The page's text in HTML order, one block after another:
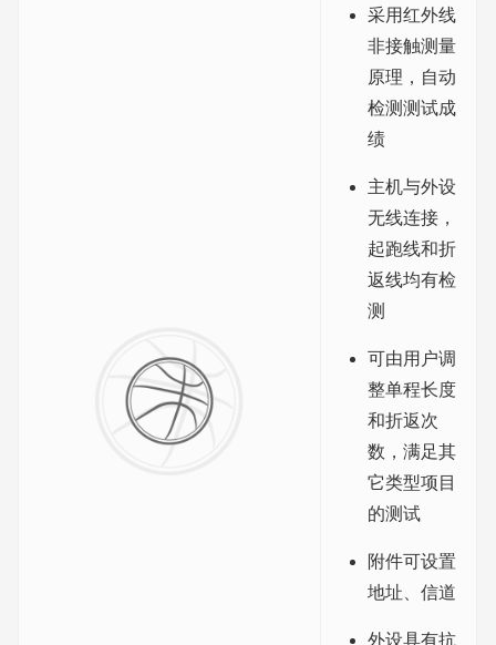
采用红外线
非接触测量
原理，自动
检测测试成
绩
主机与外设
无线连接，
起跑线和折
返线均有检
测
可由用户调
整单程长度
和折返次
数，满足其
它类型项目
的测试
附件可设置
地址、信道
外设具有抗